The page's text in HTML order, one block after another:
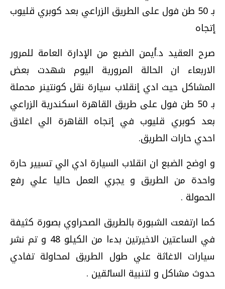
بـ 50 طن فول على الطريق الزراعي بعد كوبري قليوب
إتجاه
صرح العقيد د.أيمن الضبع من الإدارة العامة للمرور
الاربعاء ان الحالة المرورية اليوم شهدت بعض
المشاكل حيث ادي إنقلاب سيارة نقل كونتينر محملة
بـ 50 طن فول على طريق القاهرة اسكندرية الزراعي
بعد كوبري قليوب في إتجاه القاهرة الي اغلاق
احدي حارات الطريق.
و اوضح الضبع ان انقلاب السيارة ادي الي تسيير حارة
واحدة من الطريق و يجري العمل حاليا علي رفع
الحمولة .
كما ارتفعت الشبورة بالطريق الصحراوي بصورة كثيفة
في الساعتين الاخيرتين بدءا من الكيلو 48 و تم نشر
سيارات الاغاثة علي طول الطريق لمحاولة تفادي
حدوث مشاكل و لتنبية السائقين .